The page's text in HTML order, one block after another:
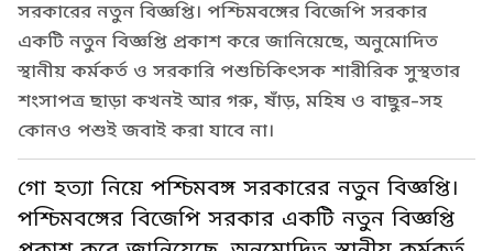
সরকারের নতুন বিজ্ঞপ্তি। পশ্চিমবঙ্গের বিজেপি সরকার
একটি নতুন বিজ্ঞপ্তি প্রকাশ করে জানিয়েছে, অনুমোদিত
স্থানীয় কর্মকর্ত ও সরকারি পশুচিকিৎসক শারীরিক সুস্থতার
শংসাপত্র ছাড়া কখনই আর গরু, ষাঁড়, মহিষ ও বাছুর-সহ
কোনও পশুই জবাই করা যাবে না।
গো হত্যা নিয়ে পশ্চিমবঙ্গ সরকারের নতুন বিজ্ঞপ্তি।
পশ্চিমবঙ্গের বিজেপি সরকার একটি নতুন বিজ্ঞপ্তি